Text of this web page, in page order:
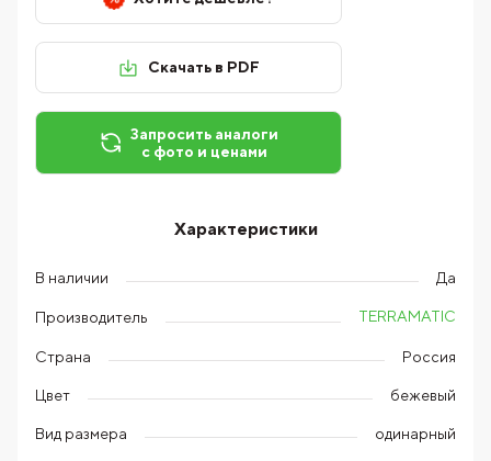
Скачать в PDF
Запросить аналоги
с фото и ценами
Характеристики
В наличии Да
Производитель TERRAMATIC
Страна Россия
Цвет бежевый
Вид размера одинарный